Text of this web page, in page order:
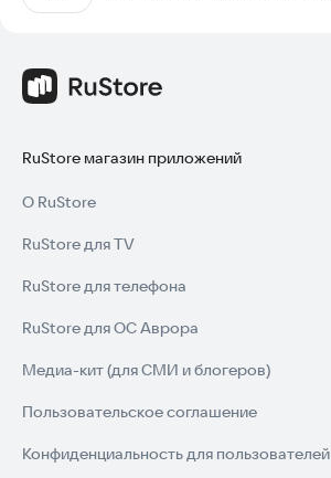
RuStore магазин приложений
О RuStore
RuStore для TV
RuStore для телефона
RuStore для ОС Аврора
Медиа-кит (для СМИ и блогеров)
Пользовательское соглашение
Конфиденциальность для пользователей